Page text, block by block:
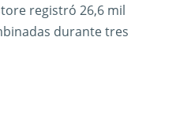
registró 26,6 mil
durante tres